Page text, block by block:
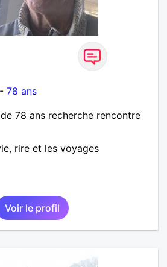
- 78 ans
78 ans recherche rencontre
rire et les voyages
Voir le profil